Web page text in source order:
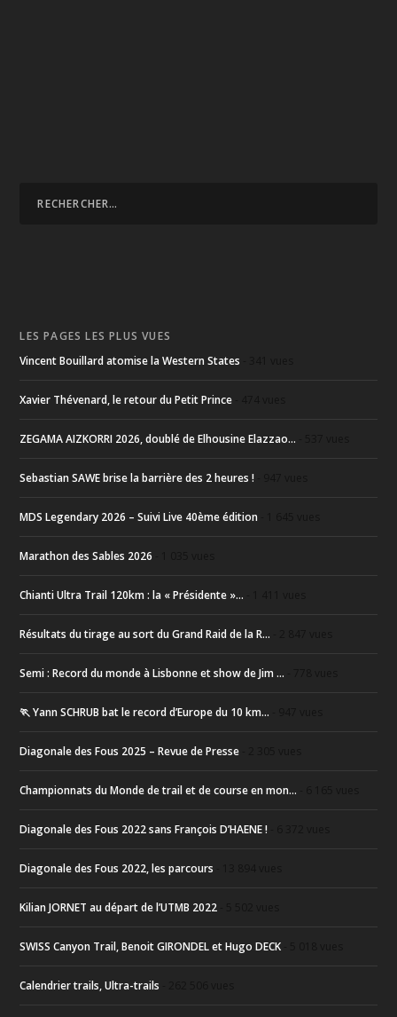
LES PAGES LES PLUS VUES
Vincent Bouillard atomise la Western States
Xavier Thévenard, le retour du Petit Prince
ZEGAMA AIZKORRI 2026, doublé de Elhousine Elazzao...
Sebastian SAWE brise la barrière des 2 heures !
MDS Legendary 2026 – Suivi Live 40ème édition
Marathon des Sables 2026
Chianti Ultra Trail 120km : la « Présidente »...
Résultats du tirage au sort du Grand Raid de la R...
Semi : Record du monde à Lisbonne et show de Jim ...
🏃 Yann SCHRUB bat le record d’Europe du 10 km...
Diagonale des Fous 2025 – Revue de Presse
Championnats du Monde de trail et de course en mon...
Diagonale des Fous 2022 sans François D’HAENE !
Diagonale des Fous 2022, les parcours
Kilian JORNET au départ de l’UTMB 2022
SWISS Canyon Trail, Benoit GIRONDEL et Hugo DECK
Calendrier trails, Ultra-trails